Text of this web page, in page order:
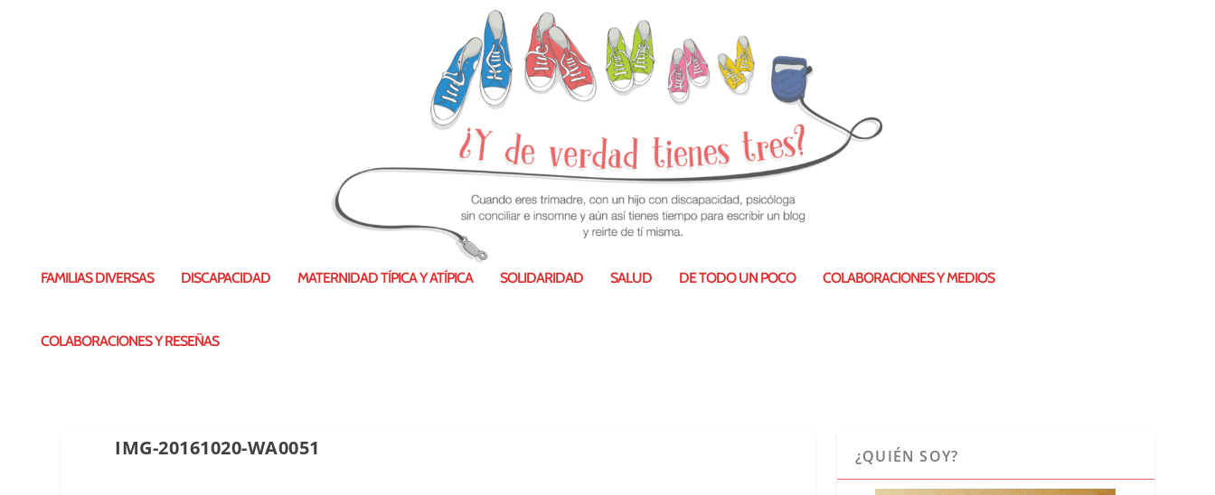
FAMILIAS DIVERSAS DISCAPACIDAD MATERNIDAD TÍPICA Y ATÍPICA SOLIDARIDAD SALUD DE TODO UN POCO COLABORACIONES Y MEDIOS
COLABORACIONES Y RESEÑAS
IMG-20161020-WA0051 ¿QUIÉN SOY?